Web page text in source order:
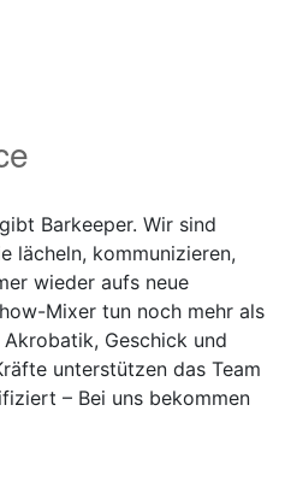
Barkeeper. Wir sind
lächeln, kommunizieren,
wieder aufs neue
Mixer tun noch mehr als
Geschick und
unterstützen das Team
– Bei uns bekommen